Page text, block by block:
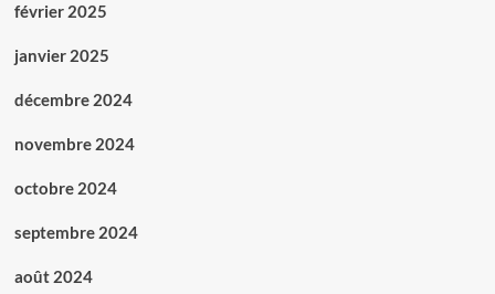
février 2025
janvier 2025
décembre 2024
novembre 2024
octobre 2024
septembre 2024
août 2024